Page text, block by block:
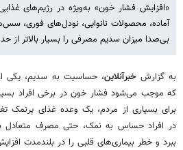
«افزایش فشار خون» به‌ویژه در رژیم‌های
آماده، محصولات نانوایی، نودل‌های فوری،
بی‌صدا میزان سدیم مصرفی را بسیار بالاتر از حد
به گزارشخبرآنلاین، حساسیت به سدیم، یکی
که موجب می‌شود فشار خون در برخی افراد
برای بسیاری از مردم، یک وعده غذای پرنمک
در افراد حساس به نمک، حتی مصرف متعادل
ببرد و خطر بیماری‌های قلبی را در بلندمدت